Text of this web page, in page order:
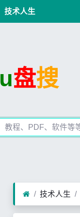
技术人生
u盘搜
技术人生